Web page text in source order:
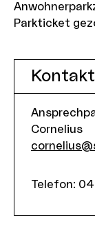
Parkticket
Cornelius
Telefon: